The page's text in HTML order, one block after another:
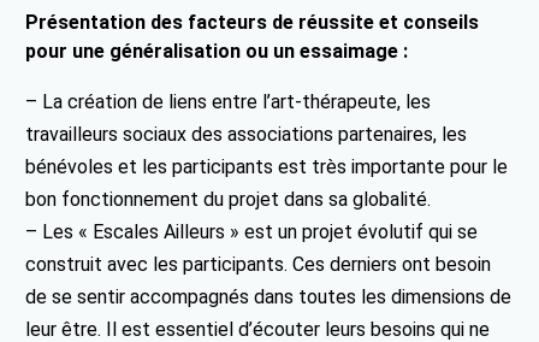
Présentation des facteurs de réussite et conseils
pour une généralisation ou un essaimage :
– La création de liens entre l’art-thérapeute, les
travailleurs sociaux des associations partenaires, les
bénévoles et les participants est très importante pour le
bon fonctionnement du projet dans sa globalité.
– Les « Escales Ailleurs » est un projet évolutif qui se
construit avec les participants. Ces derniers ont besoin
de se sentir accompagnés dans toutes les dimensions de
leur être. Il est essentiel d’écouter leurs besoins qui ne